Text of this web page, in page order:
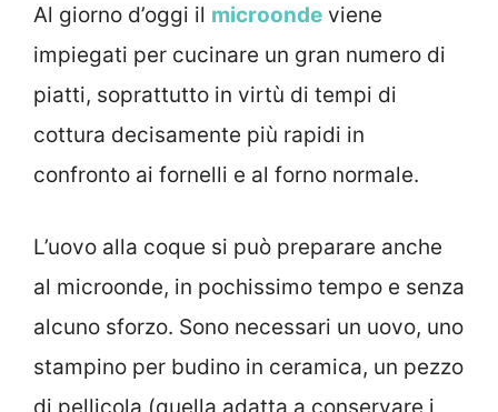
Al giorno d’oggi il microonde viene
impiegati per cucinare un gran numero di
piatti, soprattutto in virtù di tempi di
cottura decisamente più rapidi in
confronto ai fornelli e al forno normale.
L’uovo alla coque si può preparare anche
al microonde, in pochissimo tempo e senza
alcuno sforzo. Sono necessari un uovo, uno
stampino per budino in ceramica, un pezzo
di pellicola (quella adatta a conservare i